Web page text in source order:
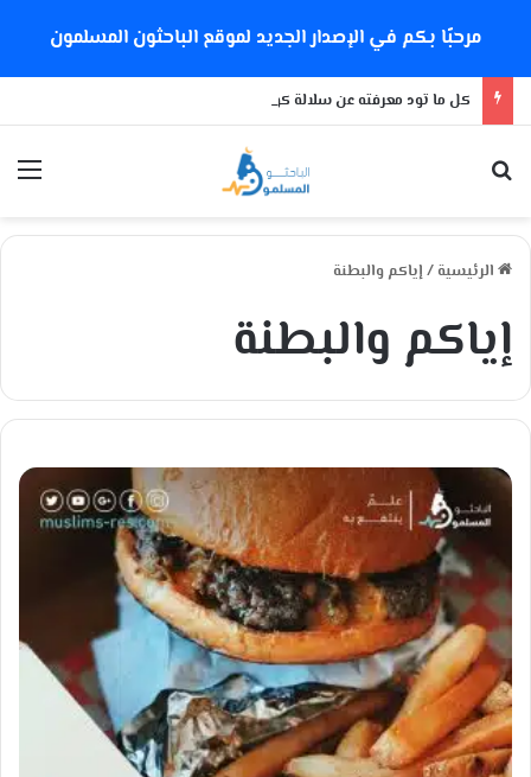
مرحبًا بكم في الإصدار الجديد لموقع الباحثون المسلمون
كل ما تود معرفته عن سلالة كورونا الجديدة
الرئيسية /إياكم والبطنة
إياكم والبطنة